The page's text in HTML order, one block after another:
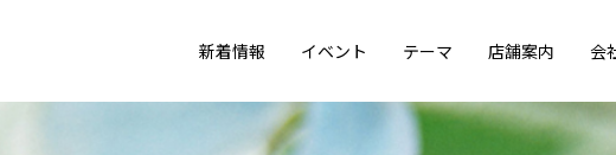
新着情報 イベント テーマ 店舗案内 会